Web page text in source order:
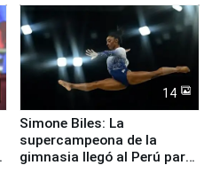
14
Simone Biles: La
supercampeona de la
gimnasia llegó al Perú para